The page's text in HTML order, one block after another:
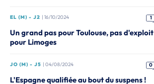
EL (M) - J2 | 16/10/2024 1
Un grand pas pour Toulouse, pas d'exploit
pour Limoges
JO (M) - J5 | 04/08/2024 0
L'Espagne qualifiée au bout du suspens !